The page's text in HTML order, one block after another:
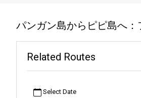
パンガン島からピピ島へ
Related Routes
Select Date